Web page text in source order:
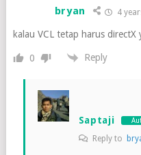
bryan 4
kalau VCL tetap harus directX
0 Reply
Saptaji
Reply to